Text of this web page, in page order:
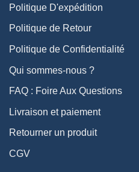
Politique D'expédition
Politique de Retour
Politique de Confidentialité
Qui sommes-nous ?
FAQ : Foire Aux Questions
Livraison et paiement
Retourner un produit
CGV